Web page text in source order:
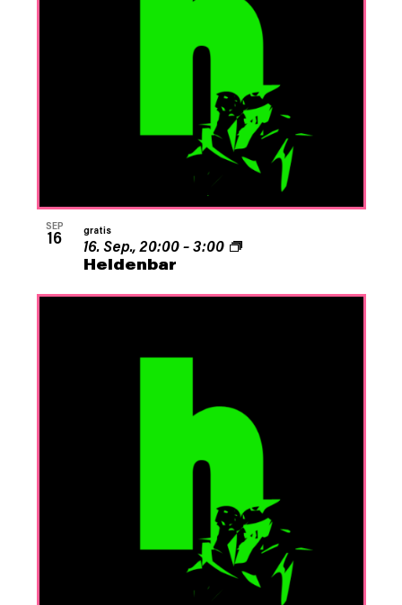
SEP
16
Heldenbar
16. Sep., 20:00–3:00
gratis